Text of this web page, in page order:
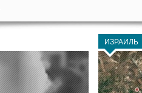
ИЗРАИЛЬ